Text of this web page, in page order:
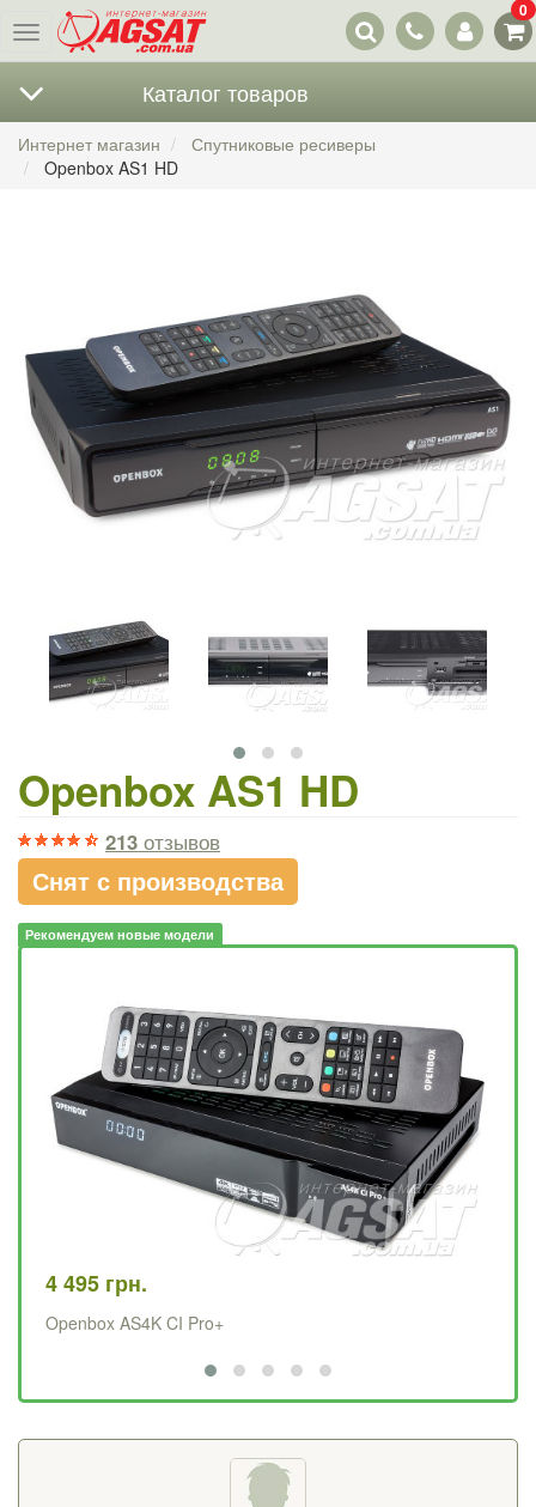
Меню
Наши
контакты
0
Каталог товаров
Интернет магазин
Спутниковые ресиверы
Openbox AS1 HD
Openbox AS1 HD
213 отзывов
Снят с производства
Рекомендуем новые модели
4 495 грн.
Openbox AS4K CI Pro+